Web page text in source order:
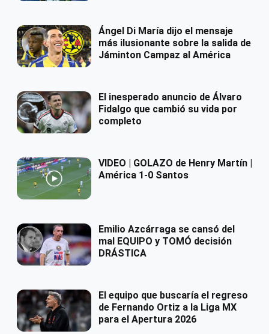
Ángel Di María dijo el mensaje
más ilusionante sobre la salida de
Jáminton Campaz al América
El inesperado anuncio de Álvaro
Fidalgo que cambió su vida por
completo
VIDEO | GOLAZO de Henry Martín |
América 1-0 Santos
Emilio Azcárraga se cansó del
mal EQUIPO y TOMÓ decisión
DRÁSTICA
El equipo que buscaría el regreso
de Fernando Ortiz a la Liga MX
para el Apertura 2026